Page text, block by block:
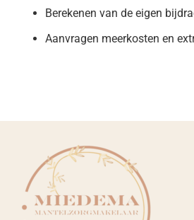
Berekenen van de eigen
Aanvragen meerkosten en